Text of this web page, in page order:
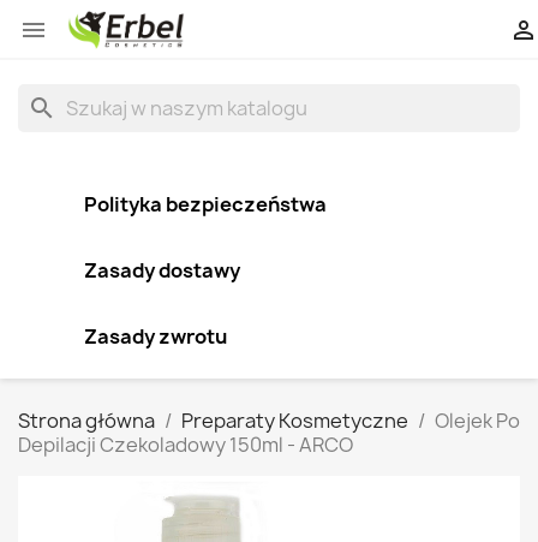
 
search
Polityka bezpieczeństwa
Zasady dostawy
Zasady zwrotu
Strona główna Preparaty Kosmetyczne
Olejek Po
Depilacji Czekoladowy 150ml - ARCO